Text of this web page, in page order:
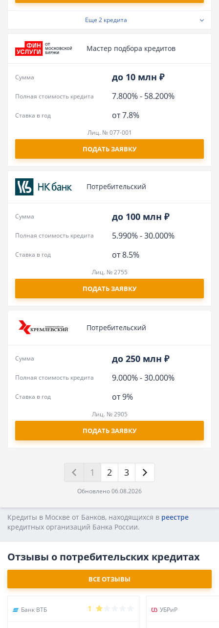
Еще 2 кредита
Мастер подбора кредитов
до 10 млн ₽
Сумма
7.800%- 58.200%
Полная стоимость кредита
от 7.8%
Ставка в год
Лиц. № 077-001
ПОДАТЬ ЗАЯВКУ
Потребительский
до 100 млн ₽
Сумма
5.990%-30.000%
Полная стоимость кредита
от 8.5%
Ставка в год
Лиц. № 2755
ПОДАТЬ ЗАЯВКУ
Потребительский
до 250 млн ₽
Сумма
9.000%-30.000%
Полная стоимость кредита
от 9%
Ставка в год
Лиц. № 2905
ПОДАТЬ ЗАЯВКУ
1 2 3
Обновлено 06.08.2026
Кредиты в Москве от Банков, находящихся в реестре
кредитных opгaнизaций Бaнкa Poccии.
Отзывы о потребительских кредитах
ВСЕ ОТЗЫВЫ
Банк ВТБ 1 УБРиР